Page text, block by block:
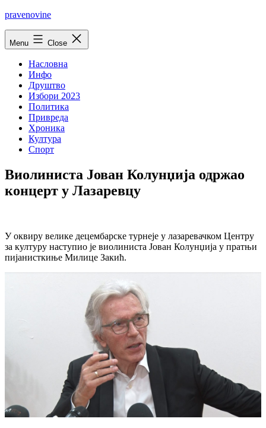
Skip
pravenovine
Menu Close
Насловна
Инфо
Друштво
Избори 2023
Политика
Привреда
Хроника
Култура
Спорт
Виолиниста Јован Колунџија одржао
концерт у Лазаревцу
У оквиру велике децембарске турнеје у лазаревачком Центру
за културу наступио је виолиниста Јован Колунџија у пратњи
пијанисткиње Милице Закић.